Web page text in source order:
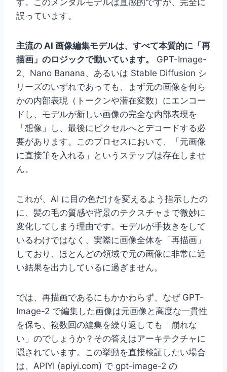
す。このメンタルモデルは直感的ですが、完全に
誤っています。
主流の AI 画像編集モデルは、すべて本質的に「再
描画」のロジックで動いています。
GPT-Image-
2、Nano Banana、あるいは Stable Diffusion シ
リーズのいずれであっても、まず元の画像を何ら
かの内部表現（トークンや潜在変数）にエンコー
ドし、モデルが新しい画像の完全な内部表現を
「想像」し、最後にピクセルへとデコードする必
要があります。このプロセスにおいて、「元画像
に直接筆を入れる」というステップは存在しませ
ん。
これが、AI に目の色だけを変えるよう指示したの
に、髪の毛の質感や背景のテクスチャまで微妙に
変化してしまう理由です。モデルが手抜きをして
いるわけではなく、実際に画像全体を「再描画」
しており、ほとんどの領域で元の画像に非常に近
い結果を出力しているに過ぎません。
では、再描画であるにもかかわらず、なぜ GPT-
Image-2 で編集した画像は元画像と高度な一貫性
を保ち、複数回の編集を繰り返しても「崩れな
い」のでしょうか？その答えはアーキテクチャに
隠されています。この挙動を直接検証したい場合
は、APIYI (apiyi.com) で gpt-image-2 の